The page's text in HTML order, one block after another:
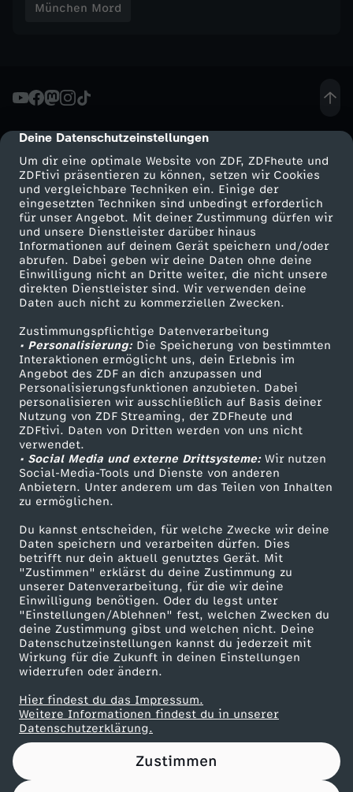
cmp-dialog-description
Deine Datenschutzeinstellungen
Um dir eine optimale Website von ZDF, ZDFheute und
ZDFtivi präsentieren zu können, setzen wir Cookies
und vergleichbare Techniken ein. Einige der
eingesetzten Techniken sind unbedingt erforderlich
für unser Angebot. Mit deiner Zustimmung dürfen wir
und unsere Dienstleister darüber hinaus
Informationen auf deinem Gerät speichern und/oder
abrufen. Dabei geben wir deine Daten ohne deine
Einwilligung nicht an Dritte weiter, die nicht unsere
direkten Dienstleister sind. Wir verwenden deine
Daten auch nicht zu kommerziellen Zwecken.
Zustimmungspflichtige Datenverarbeitung
• Personalisierung:Die Speicherung von bestimmten
Interaktionen ermöglicht uns, dein Erlebnis im
Angebot des ZDF an dich anzupassen und
Personalisierungsfunktionen anzubieten. Dabei
personalisieren wir ausschließlich auf Basis deiner
Nutzung von ZDF Streaming, der ZDFheute und
ZDFtivi. Daten von Dritten werden von uns nicht
verwendet.
• Social Media und externe Drittsysteme:Wir nutzen
Social-Media-Tools und Dienste von anderen
Anbietern. Unter anderem um das Teilen von Inhalten
zu ermöglichen.
Du kannst entscheiden, für welche Zwecke wir deine
Daten speichern und verarbeiten dürfen. Dies
betrifft nur dein aktuell genutztes Gerät. Mit
"Zustimmen" erklärst du deine Zustimmung zu
unserer Datenverarbeitung, für die wir deine
Einwilligung benötigen. Oder du legst unter
"Einstellungen/Ablehnen" fest, welchen Zwecken du
deine Zustimmung gibst und welchen nicht. Deine
Datenschutzeinstellungen kannst du jederzeit mit
Wirkung für die Zukunft in deinen Einstellungen
widerrufen oder ändern.
Hier findest du das Impressum.
Weitere Informationen findest du in unserer
Datenschutzerklärung.
Zustimmen
München Mord
Mehr ZDF
ZDF-Apps
Smart TV
ZDFtext
Livestreams
Sendungen A-Z
TV-Programm
Service
ZDFmitreden
Kontakt zum ZDF
Tickets
Zuschauerservice
Hilfe
ZDF Unternehmen
Karriere
ZDF goes Schule
Werbefernsehen
Mainzelmännchen
Partner